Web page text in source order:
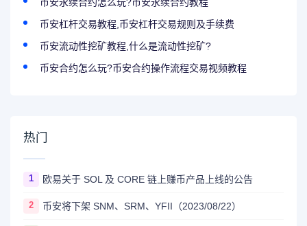
币安杠杆交易教程,币安杠杆交易规则及手续费
币安流动性挖矿教程,什么是流动性挖矿?
币安合约怎么玩?币安合约操作流程交易视频教程
热门
1 欧易关于 SOL 及 CORE 链上赚币产品上线的公告
2 币安将下架 SNM、SRM、YFII（2023/08/22）